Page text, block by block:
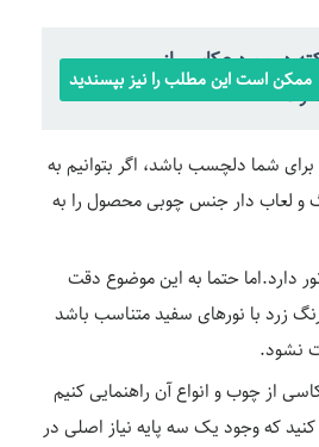
در مورد عکاسی از
ممکن است این مطلب را نیز بپسندید
شما دلچسب باشد، اگر بتوانیم به
و لعاب دار جنس چوبی محصول را به
دارد.اما حتما به این موضوع دقت
زرد با نورهای سفید متناسب باشد
نشود.
از چوب و انواع آن راهنمایی کنیم
که وجود یک سه پایه نیاز اصلی در